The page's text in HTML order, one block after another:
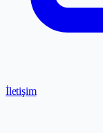
İletişim